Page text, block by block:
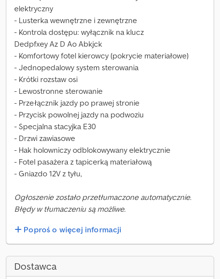
elektryczny
- Lusterka wewnętrzne i zewnętrzne
- Kontrola dostępu: wyłącznik na klucz
Dedpfxey Az D Ao Abkjck
- Komfortowy fotel kierowcy (pokrycie materiałowe)
- Jednopedalowy system sterowania
- Krótki rozstaw osi
- Lewostronne sterowanie
- Przełącznik jazdy po prawej stronie
- Przycisk powolnej jazdy na podwoziu
- Specjalna stacyjka E30
- Drzwi zawiasowe
- Hak holowniczy odblokowywany elektrycznie
- Fotel pasażera z tapicerką materiałową
- Gniazdo 12V z tyłu,
Ogłoszenie zostało przetłumaczone automatycznie.
Błędy w tłumaczeniu są możliwe.
Poproś o więcej informacji
Dostawca